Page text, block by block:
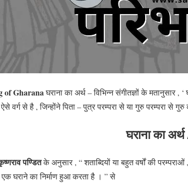
of Gharanaघराना का अर्थ – विभिन्न संगीतज्ञों के मतानुसार ,
वर्ग से है , जिन्होंने पिता – पुत्र परम्परा से या गुरु परम्परा से
घराना का अर्थ
पण्डितके अनुसार , “ शताब्दियों या बहुत वर्षों की
घराने का निर्माण हुआ करता है । ” से